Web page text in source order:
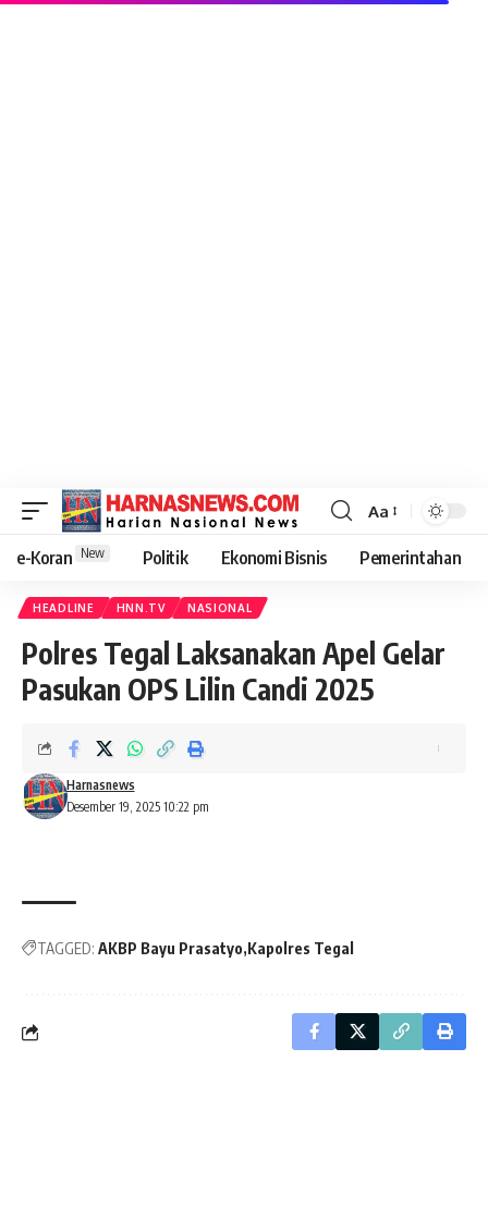
Aa
e-Koran New Politik Ekonomi Bisnis Pemerintahan
HEADLINE HNN.TV NASIONAL
Polres Tegal Laksanakan Apel Gelar
Pasukan OPS Lilin Candi 2025
Desember 19, 2025 10:22 pm
Harnasnews
TAGGED: AKBP Bayu Prasatyo Kapolres Tegal